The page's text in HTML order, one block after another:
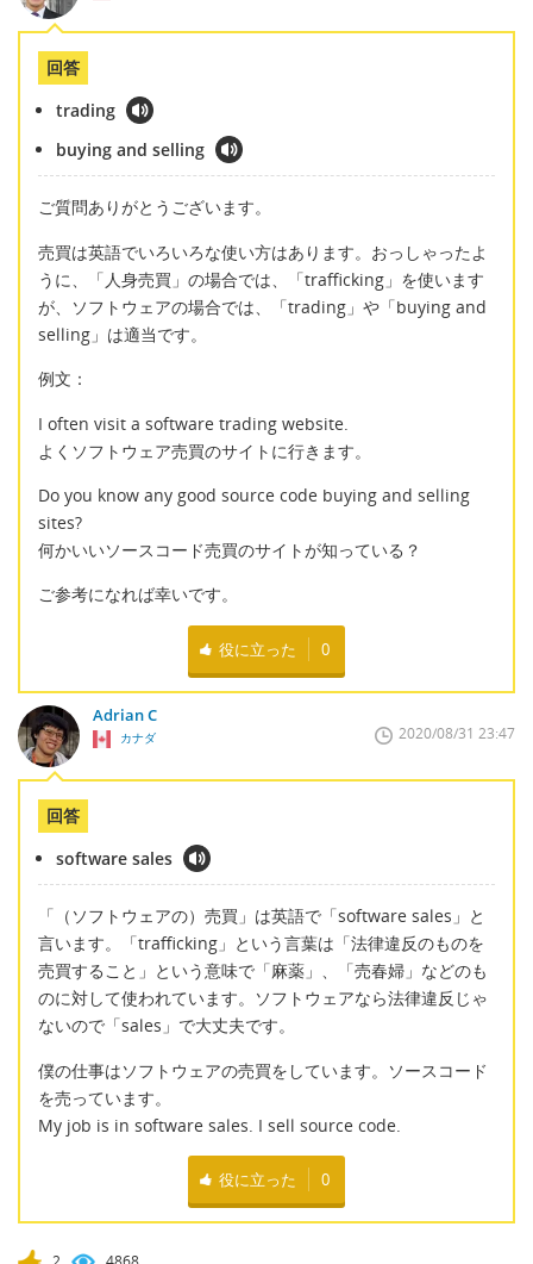
回答
trading
buying and selling
ご質問ありがとうございます。
売買は英語でいろいろな使い方はあります。おっしゃったよ
うに、「人身売買」の場合では、「trafficking」を使います
が、ソフトウェアの場合では、「trading」や「buying and
selling」は適当です。
例文：
I often visit a software trading website.
よくソフトウェア売買のサイトに行きます。
Do you know any good source code buying and selling
sites?
何かいいソースコード売買のサイトが知っている？
ご参考になれば幸いです。
役に立った 0
Adrian C
カナダ 2020/08/31 23:47
回答
software sales
「（ソフトウェアの）売買」は英語で「software sales」と
言います。「trafficking」という言葉は「法律違反のものを
売買すること」という意味で「麻薬」、「売春婦」などのも
のに対して使われています。ソフトウェアなら法律違反じゃ
ないので「sales」で大丈夫です。
僕の仕事はソフトウェアの売買をしています。ソースコード
を売っています。
My job is in software sales. I sell source code.
役に立った 0